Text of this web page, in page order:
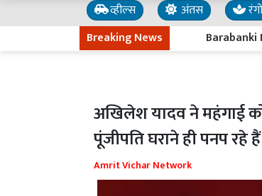
व्हील्स अंतस
Breaking News
Barabanki
अखिलेश यादव ने महंगाई
पूंजीपति घराने ही पनप रहे हैं
Amrit Vichar Network